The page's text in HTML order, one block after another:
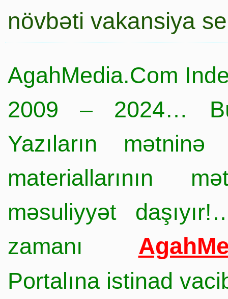
növbəti vakansiya
AgahMedia.Com
2009 – 2024…
Yazıların
materiallarının
məsuliyyət
zamanı
Portalına istinad